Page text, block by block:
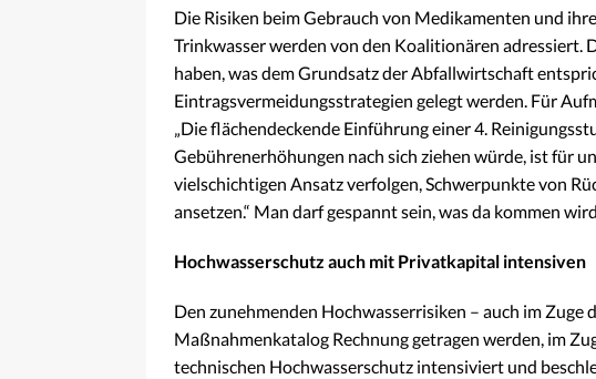
Die Risiken beim Gebrauch von Medikamenten und
Trinkwasser werden von den Koalitionären adressiert.
haben, was dem Grundsatz der Abfallwirtschaft
Eintragsvermeidungsstrategien gelegt werden. Für
„Die flächendeckende Einführung einer 4.
Gebührenerhöhungen nach sich ziehen würde, ist für
vielschichtigen Ansatz verfolgen, Schwerpunkte von
ansetzen.“ Man darf gespannt sein, was da kommen
Hochwasserschutz auch mit Privatkapital intensiven
Den zunehmenden Hochwasserrisiken – auch im Zuge
Maßnahmenkatalog Rechnung getragen werden, im
technischen Hochwasserschutz intensiviert und